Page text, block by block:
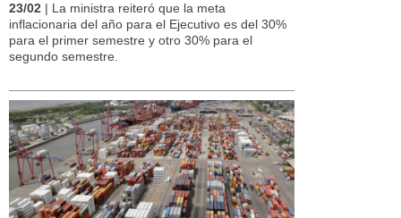
23/02 | La ministra reiteró que la meta
inflacionaria del año para el Ejecutivo es del 30%
para el primer semestre y otro 30% para el
segundo semestre.